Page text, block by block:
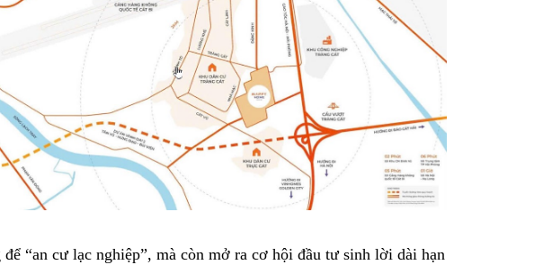
“an cư lạc nghiệp”, mà còn mở ra cơ hội đầu tư sinh lời dài hạn